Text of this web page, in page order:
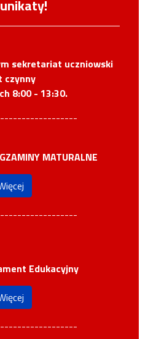
sekretariat uczniowski
czynny
8:00 - 13:30.
MATURALNE
Edukacyjny